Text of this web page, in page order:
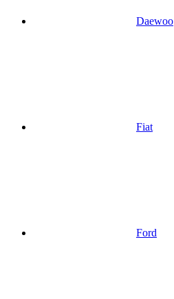
Daewoo
Fiat
Ford